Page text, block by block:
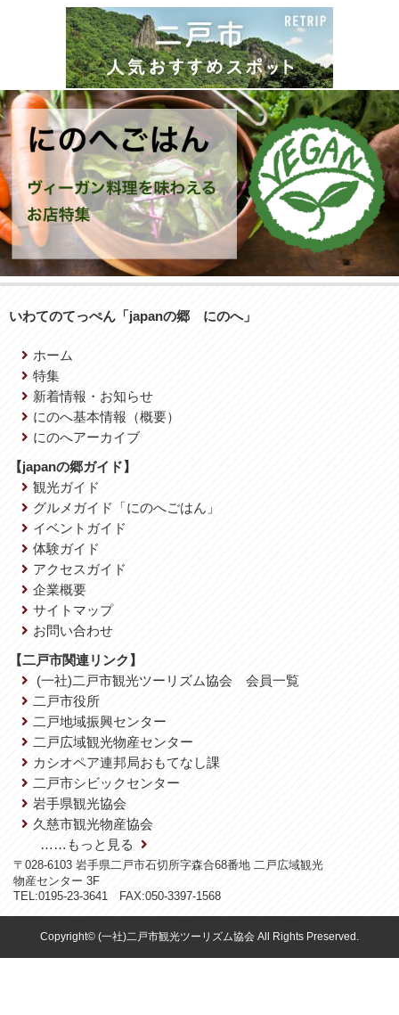
いわてのてっぺん「japanの郷 にのへ」
ホーム
特集
新着情報・お知らせ
にのへ基本情報（概要）
にのへアーカイブ
【japanの郷ガイド】
観光ガイド
グルメガイド「にのへごはん」
イベントガイド
体験ガイド
アクセスガイド
企業概要
サイトマップ
お問い合わせ
【二戸市関連リンク】
(一社)二戸市観光ツーリズム協会 会員一覧
二戸市役所
二戸地域振興センター
二戸広域観光物産センター
カシオペア連邦局おもてなし課
二戸市シビックセンター
岩手県観光協会
久慈市観光物産協会
……もっと見る
〒028-6103 岩手県二戸市石切所字森合68番地 二戸広域観光
物産センター 3F
TEL:0195-23-3641 FAX:050-3397-1568
Copyright© (一社)二戸市観光ツーリズム協会 All Rights Preserved.